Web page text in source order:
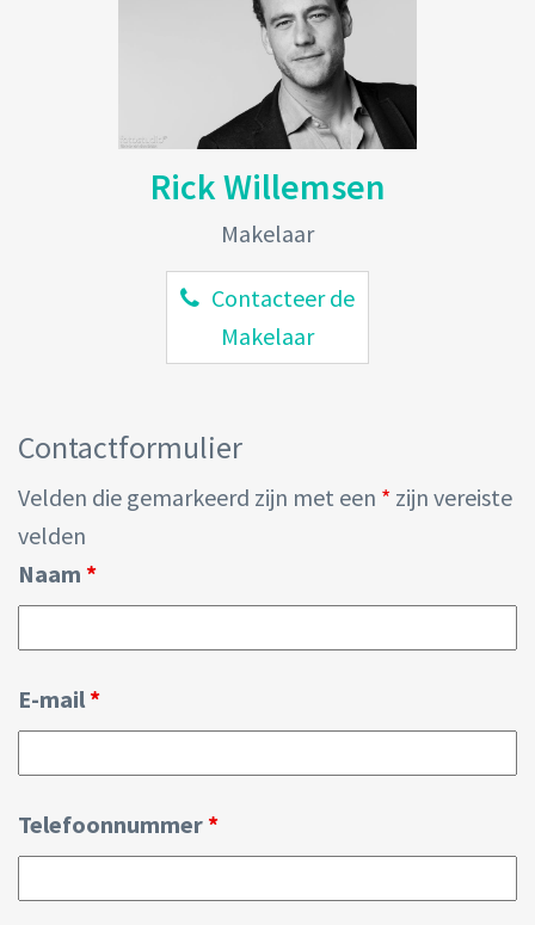
Rick Willemsen
Makelaar
Contacteer de
Makelaar
Contactformulier
Velden die gemarkeerd zijn met een * zijn vereiste
velden
Naam *
E-mail *
Telefoonnummer *